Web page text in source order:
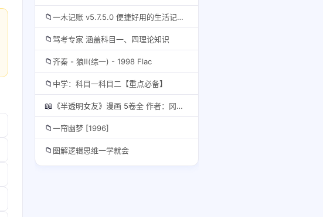
📁 一木记账 v5.7.5.0 便捷好用的生活记账本，解锁会员版
📁驾考专家 涵盖科目一、四理论知识
📁齐秦 - 狼Ⅱ(综一) - 1998 Flac
📁 中学：科目一科目二【重点必备】
📖 《半透明女友》漫画 5卷全 作者：冈本一広 分类：幽默 爱情[mobi]
📁一帘幽梦 [1996]
📁 图解逻辑思维一学就会